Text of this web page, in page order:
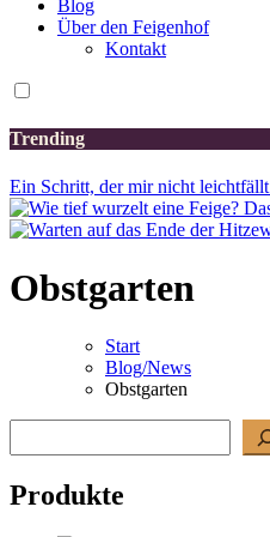
Blog
Über den Feigenhof
Kontakt
Trending
Ein Schritt, der mir nicht leichtfällt
Obstgarten
Start
Blog/News
Obstgarten
Produkte